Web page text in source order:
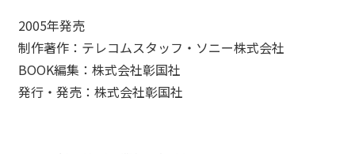
_05
Contact Us→
2005年発売
制作著作：テレコムスタッフ・ソニー株式会社
BOOK編集：株式会社彰国社
発行・発売：株式会社彰国社